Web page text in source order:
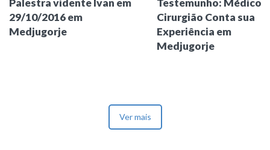
Palestra vidente Ivan em
29/10/2016 em
Medjugorje
Testemunho: Médico
Cirurgião Conta sua
Experiência em
Medjugorje
Ver mais